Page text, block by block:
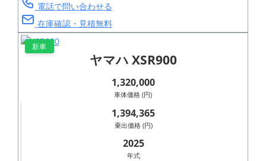
電話で問い合わせる
在庫確認・見積無料
新車
ヤマハ XSR900
1,320,000
車体価格 (円)
1,394,365
乗出価格 (円)
2025
年式